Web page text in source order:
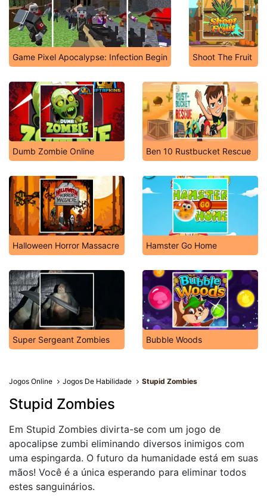
Game Pixel Apocalypse: Infection Begin Shoot The Fruit
Dumb Zombie Online Ben 10 Rustbucket Rescue
Halloween Horror Massacre Hamster Go Home
Super Sergeant Zombies Bubble Woods
Jogos Online Jogos De Habilidade Stupid Zombies
Stupid Zombies
Em Stupid Zombies divirta-se com um jogo de
apocalipse zumbi eliminando diversos inimigos com
uma espingarda. O futuro da humanidade está em suas
mãos! Você é a única esperando para eliminar todos
estes sanguinários.